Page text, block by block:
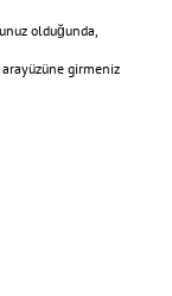
olduğunda,
girmeniz